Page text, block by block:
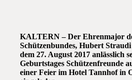
KALTERN – Der Ehrenmajor
Schützenbundes, Hubert
dem 27. August 2017 anlässlich
Geburtstages Schützenfreunde
einer Feier im Hotel Tannhof in